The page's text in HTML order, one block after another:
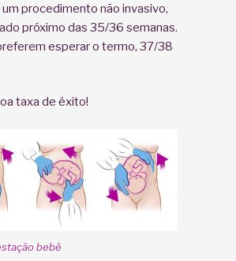
procedimento não invasivo,
próximo das 35/36 semanas.
esperar o termo, 37/38
taxa de êxito!
bebê